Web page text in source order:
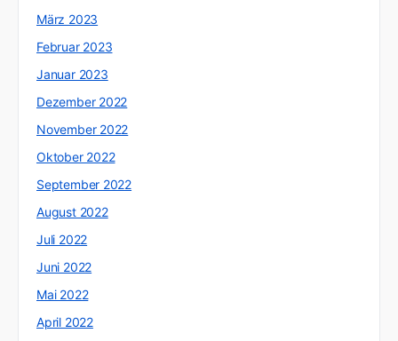
März 2023
Februar 2023
Januar 2023
Dezember 2022
November 2022
Oktober 2022
September 2022
August 2022
Juli 2022
Juni 2022
Mai 2022
April 2022